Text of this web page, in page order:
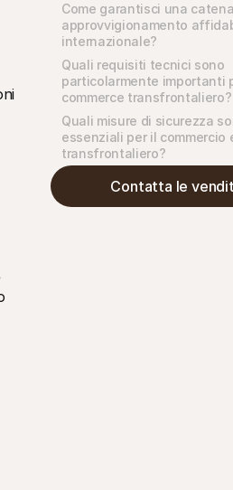
Come garantisci una
approvvigionamento
internazionale?
Quali requisiti tecnici sono
particolarmente importanti
commerce transfrontaliero?
Quali misure di sicurezza
essenziali per il commercio
transfrontaliero?
Contatta le